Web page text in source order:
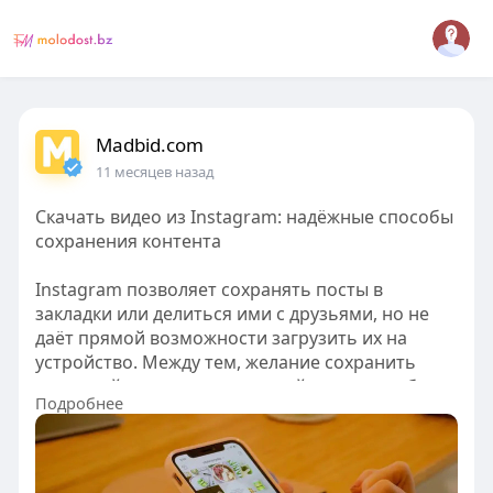
Madbid.com
11 месяцев назад
Скачать видео из Instagram: надёжные способы
сохранения контента
Instagram позволяет сохранять посты в
закладки или делиться ими с друзьями, но не
даёт прямой возможности загрузить их на
устройство. Между тем, желание сохранить
полезный или вдохновляющий контент — будь
то важные Stories или вирусные Reels —
возникает довольно часто.
Как скачать видео без водяного знака?
Подробнее